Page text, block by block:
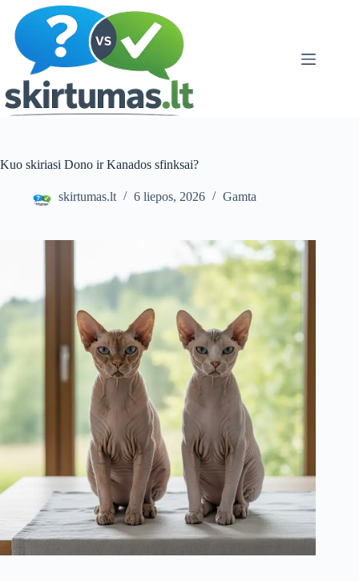
content
Kuo skiriasi Dono ir Kanados sfinksai?
skirtumas.lt 6 liepos, 2026 Gamta